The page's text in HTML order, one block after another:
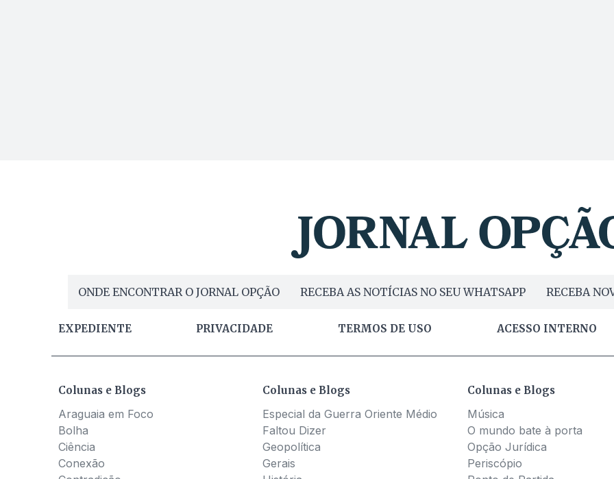
ONDE ENCONTRAR O JORNAL OPÇÃO RECEBA AS NOTÍCIAS NO SEU WHATSAPP RECEBA
EXPEDIENTE PRIVACIDADE TERMOS DE USO ACESSO INTERNO
Colunas e Blogs
Araguaia em Foco
Bolha
Ciência
Conexão
Colunas e Blogs
Especial da Guerra Oriente Médio
Faltou Dizer
Geopolítica
Gerais
Colunas e Blogs
Música
O mundo bate à porta
Opção Jurídica
Periscópio